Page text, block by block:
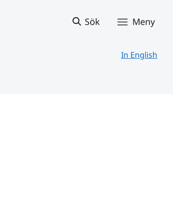
Sök Meny
In English